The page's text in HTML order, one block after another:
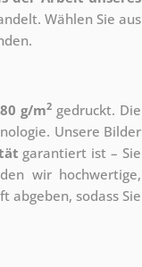
Wählen Sie aus
g/m2 gedruckt. Die
Unsere Bilder
garantiert ist – Sie
wir hochwertige,
abgeben, sodass Sie